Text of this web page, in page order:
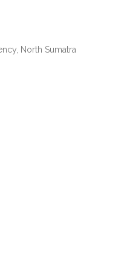
North Sumatra